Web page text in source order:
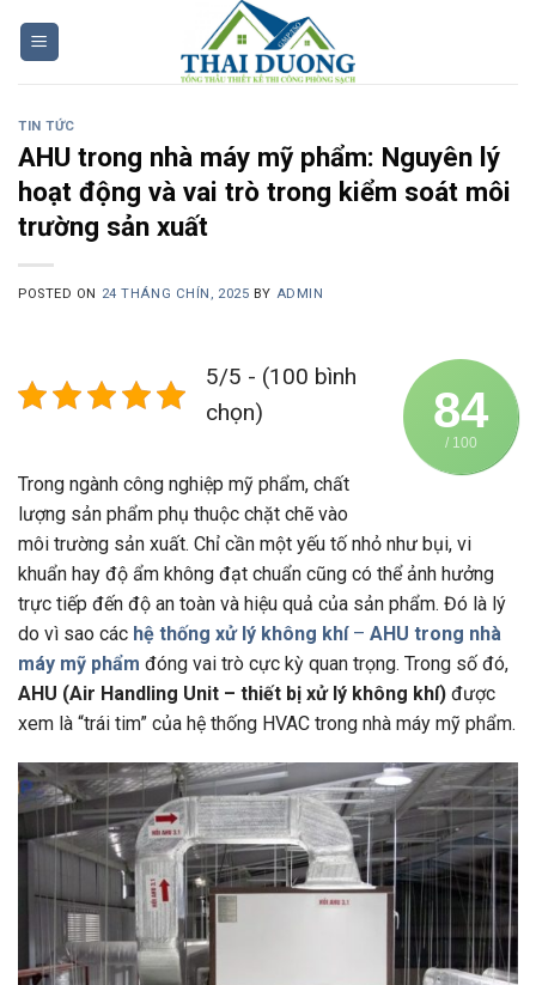
TIN TỨC
AHU trong nhà máy mỹ phẩm: Nguyên lý
hoạt động và vai trò trong kiểm soát môi
trường sản xuất
POSTED ON 24 THÁNG CHÍN, 2025 BY ADMIN
84
/ 100
5/5 - (100 bình
chọn)
Trong ngành công nghiệp mỹ phẩm, chất
lượng sản phẩm phụ thuộc chặt chẽ vào
môi trường sản xuất. Chỉ cần một yếu tố nhỏ như bụi, vi
khuẩn hay độ ẩm không đạt chuẩn cũng có thể ảnh hưởng
trực tiếp đến độ an toàn và hiệu quả của sản phẩm. Đó là lý
do vì sao các hệ thống xử lý không khí– AHU trong nhà
máy mỹ phẩm đóng vai trò cực kỳ quan trọng. Trong số đó,
AHU (Air Handling Unit – thiết bị xử lý không khí) được
xem là “trái tim” của hệ thống HVAC trong nhà máy mỹ phẩm.